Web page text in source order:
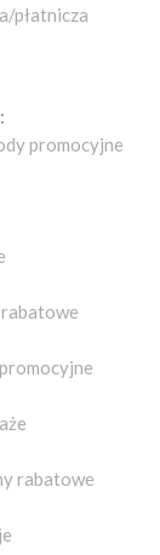
płatnicza
promocyjne
rabatowe